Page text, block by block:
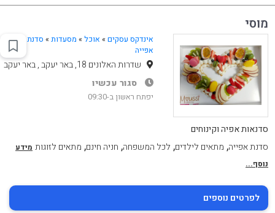
מוסי
אינדקס עסקים » אוכל» מסעדות» סדנת
אפייה
שדרות האלונים 18, באר יעקב , באר יעקב
סגור עכשיו
יפתח ראשון ב-09:30
סדנאות אפיה וקינוחים
סדנת אפייה, מתאים לילדים, לכל המשפחה, חניה חינם, מתאים לזוגות מידע
נוסף...
לפרטים נוספים